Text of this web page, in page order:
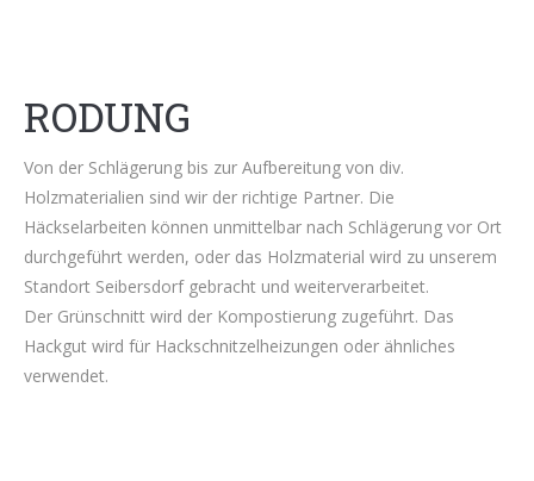
RODUNG
Von der Schlägerung bis zur Aufbereitung von div.
Holzmaterialien sind wir der richtige Partner. Die
Häckselarbeiten können unmittelbar nach Schlägerung vor Ort
durchgeführt werden, oder das Holzmaterial wird zu unserem
Standort Seibersdorf gebracht und weiterverarbeitet.
Der Grünschnitt wird der Kompostierung zugeführt. Das
Hackgut wird für Hackschnitzelheizungen oder ähnliches
verwendet.